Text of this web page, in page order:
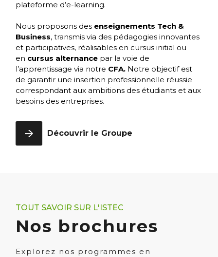
plateforme d’e-learning.
Nous proposons des enseignements Tech &
Business, transmis via des pédagogies innovantes
et participatives, réalisables en cursus initial ou
en cursus alternance par la voie de
l’apprentissage via notre CFA. Notre objectif est
de garantir une insertion professionnelle réussie
correspondant aux ambitions des étudiants et aux
besoins des entreprises.
Découvrir le Groupe
TOUT SAVOIR SUR L'ISTEC
Nos brochures
Explorez nos programmes en